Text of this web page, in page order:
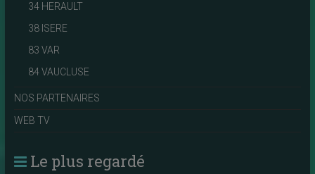
34 HERAULT
38 ISERE
83 VAR
84 VAUCLUSE
NOS PARTENAIRES
WEB TV
Le plus regardé